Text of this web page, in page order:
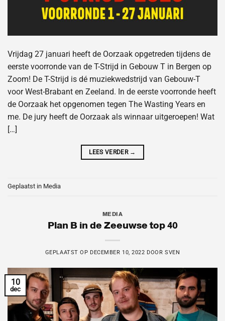
Vrijdag 27 januari heeft de Oorzaak opgetreden tijdens de
eerste voorronde van de T-Strijd in Gebouw T in Bergen op
Zoom! De T-Strijd is dé muziekwedstrijd van Gebouw-T
voor West-Brabant en Zeeland. In de eerste voorronde heeft
de Oorzaak het opgenomen tegen The Wasting Years en
me. De jury heeft de Oorzaak als winnaar uitgeroepen! Wat
[…]
LEES VERDER →
Geplaatst in Media
MEDIA
Plan B in de Zeeuwse top 40
GEPLAATST OP DECEMBER 10, 2022 DOOR SVEN
10
dec